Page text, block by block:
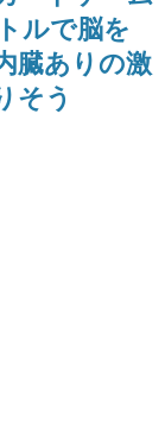
きクリエイター達
ていきます。
ルで脳を
臓ありの激
そう